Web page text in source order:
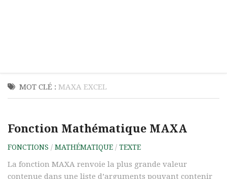
MOT CLÉ : MAXA EXCEL
Fonction Mathématique MAXA
FONCTIONS / MATHÉMATIQUE / TEXTE
La fonction MAXA renvoie la plus grande valeur
contenue dans une liste d’arguments pouvant contenir